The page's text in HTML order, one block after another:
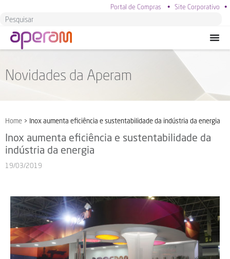
Portal de Compras • Site Corporativo •
Novidades da Aperam
Home > Inox aumenta eficiência e sustentabilidade da indústria da energia
Inox aumenta eficiência e sustentabilidade da
indústria da energia
19/03/2019